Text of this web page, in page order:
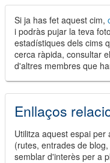
Si ja has fet aquest cim,
i podràs pujar la teva
estadístiques dels cims
cerca ràpida, consultar
d'altres membres que
Enllaços
Utilitza aquest espai
(rutes, entrades de
semblar d'interès per a